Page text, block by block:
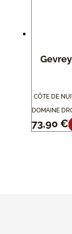
CÔTE DE
DOMAINE
73,90 €